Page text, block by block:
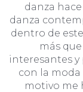
danza
danza
dentro de
más
interesantes
con la
motivo me